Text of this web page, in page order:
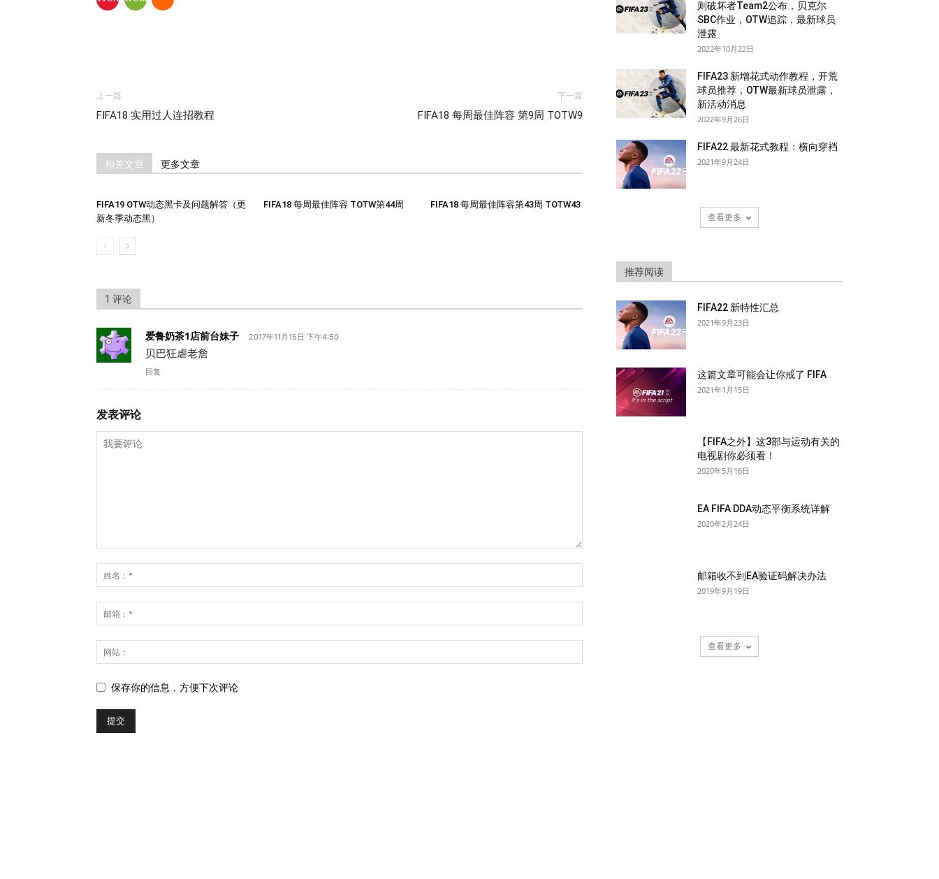
上一篇
FIFA18 实用过人连招教程
下一篇
FIFA18 每周最佳阵容 第9周 TOTW9
相关文章 更多文章
FIFA19 OTW动态黑卡及问题解答（更
新冬季动态黑）
FIFA18 每周最佳阵容 TOTW第44周 FIFA18 每周最佳阵容第43周 TOTW43
1 评论
爱鲁奶茶1店前台妹子 2017年11月15日 下午4:50
贝巴狂虐老詹
回复
发表评论
保存你的信息，方便下次评论
则破坏者Team2公布，贝克尔
SBC作业，OTW追踪，最新球员
泄露
2022年10月22日
FIFA23 新增花式动作教程，开荒
球员推荐，OTW最新球员泄露，
新活动消息
2022年9月26日
FIFA22 最新花式教程：横向穿裆
2021年9月24日
查看更多
推荐阅读
FIFA22 新特性汇总
2021年9月23日
这篇文章可能会让你戒了 FIFA
2021年1月15日
【FIFA之外】这3部与运动有关的
电视剧你必须看！
2020年5月16日
EA FIFA DDA动态平衡系统详解
2020年2月24日
邮箱收不到EA验证码解决办法
2019年9月19日
查看更多